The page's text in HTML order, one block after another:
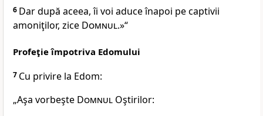
6 Dar după aceea, îi voi aduce înapoi pe captivii
amoniţilor, zice Domnul.»“
Profeţie împotriva Edomului
7 Cu privire la Edom:
„Aşa vorbeşte Domnul Oştirilor: